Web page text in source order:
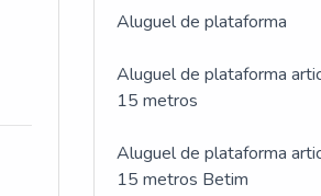
Aluguel de plataforma
Aluguel de plataforma
15 metros
Aluguel de plataforma
15 metros Betim